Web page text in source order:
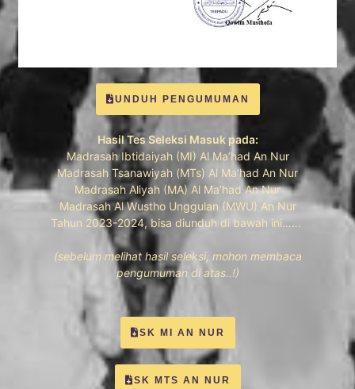
UNDUH PENGUMUMAN
Hasil Tes Seleksi Masuk pada:
Madrasah Ibtidaiyah (MI) Al Ma’had An Nur
Madrasah Tsanawiyah (MTs) Al Ma’had An Nur
Madrasah Aliyah (MA) Al Ma’had An Nur
Madrasah Al Wustho Unggulan (MWU) An Nur
Tahun 2023-2024, bisa diunduh di bawah ini……
(sebelum melihat hasil seleksi, mohon membaca
pengumuman di atas..!)
SK MI AN NUR
SK MTS AN NUR